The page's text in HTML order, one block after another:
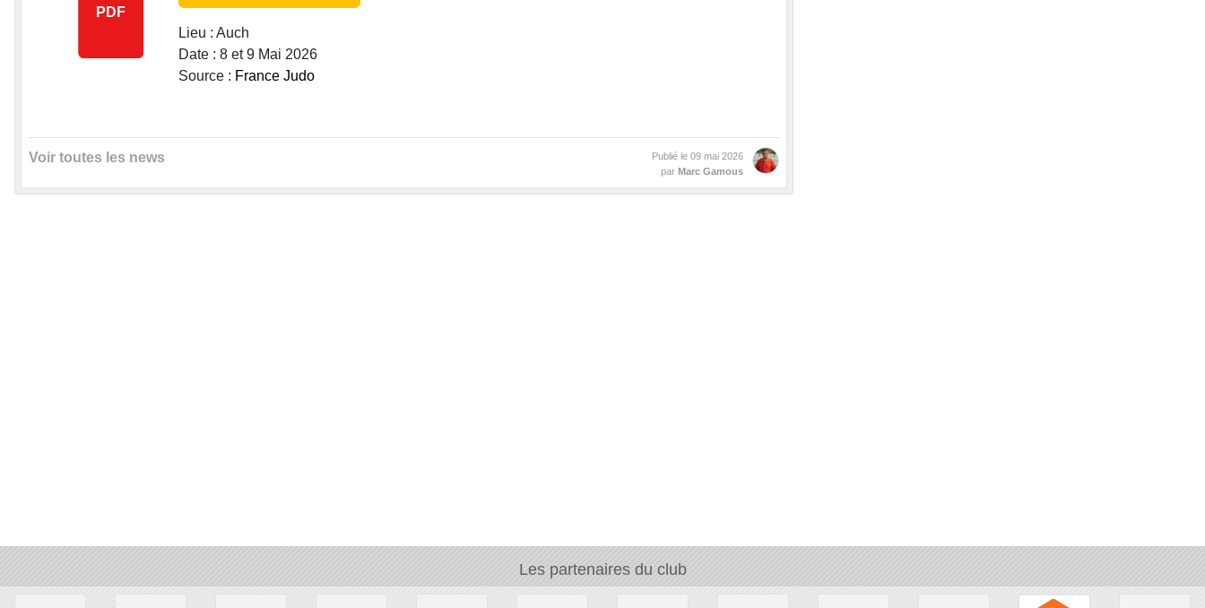
PDF
Lieu : Auch
Date : 8 et 9 Mai 2026
Source : France Judo
Voir toutes les news Publié le09 mai 2026
par Marc Gamous
Les partenaires du club